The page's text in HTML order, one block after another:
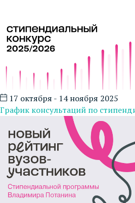
17 октября - 14 ноября 2025
График консультаций по